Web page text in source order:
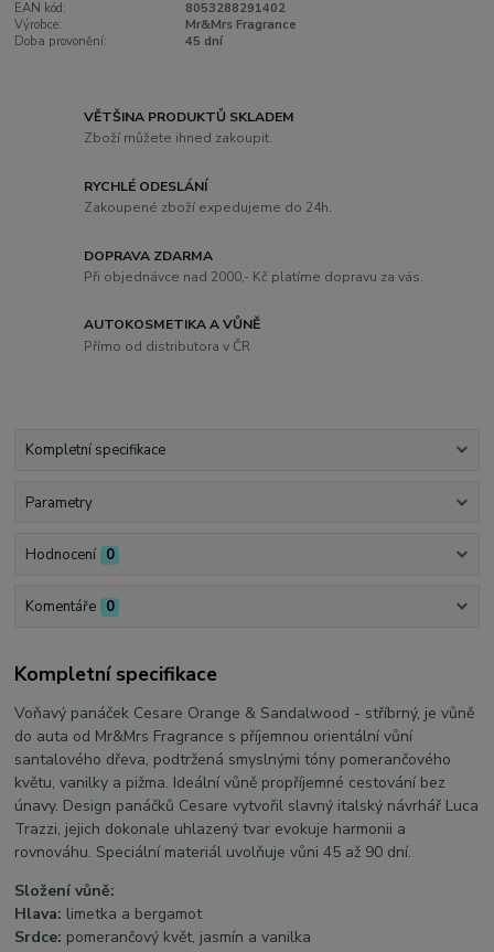
EAN kód:
8053288291402
Výrobce:
Mr&Mrs Fragrance
Doba provonění:
45 dní
VĚTŠINA PRODUKTŮ SKLADEM
Zboží můžete ihned zakoupit.
RYCHLÉ ODESLÁNÍ
Zakoupené zboží expedujeme do 24h.
DOPRAVA ZDARMA
Při objednávce nad 2000,- Kč platíme dopravu za vás.
AUTOKOSMETIKA A VŮNĚ
Přímo od distributora v ČR
Kompletní specifikace
Parametry
Hodnocení 0
Komentáře 0
Kompletní specifikace
Voňavý panáček Cesare Orange & Sandalwood - stříbrný, je vůně
do auta od Mr&Mrs Fragrance s příjemnou orientální vůní
santalového dřeva, podtržená smyslnými tóny pomerančového
květu, vanilky a pižma. Ideální vůně propříjemné cestování bez
únavy. Design panáčků Cesare vytvořil slavný italský návrhář Luca
Trazzi, jejich dokonale uhlazený tvar evokuje harmonii a
rovnováhu. Speciální materiál uvolňuje vůni 45 až 90 dní.
Složení vůně:
Hlava: limetka a bergamot
Srdce: pomerančový květ, jasmín a vanilka